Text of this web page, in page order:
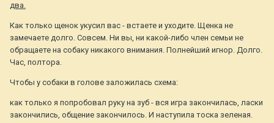
два.
Как только щенок укусил вас - встаете и уходите. Щенка не
замечаете долго. Совсем. Ни вы, ни какой-либо член семьи не
обращаете на собаку никакого внимания. Полнейший игнор. Долго.
Час, полтора.
Чтобы у собаки в голове заложилась схема:
как только я попробовал руку на зуб - вся игра закончилась, ласки
закончились, общение закончилось. И наступила тоска зеленая.